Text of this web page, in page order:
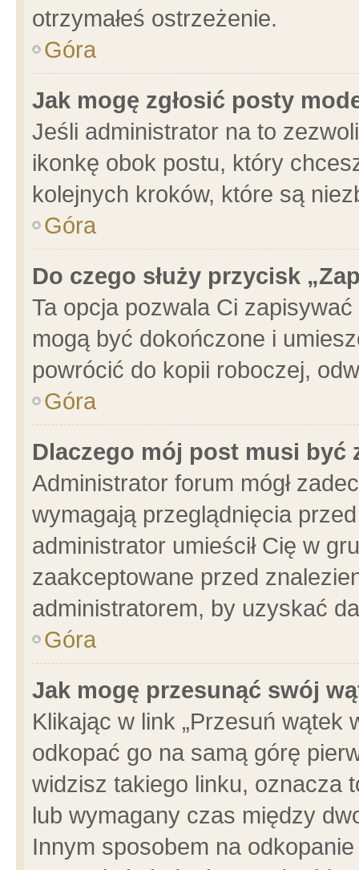
otrzymałeś ostrzeżenie.
Góra
Jak mogę zgłosić posty
Jeśli administrator na to
ikonkę obok postu, który
kolejnych kroków, które są
Góra
Do czego służy przycisk
Ta opcja pozwala Ci
mogą być dokończone i
powrócić do kopii roboczej,
Góra
Dlaczego mój post musi być
Administrator forum mógł
wymagają przeglądnięcia
administrator umieścił Cię w
zaakceptowane przed
administratorem, by uzyskać
Góra
Jak mogę przesunąć swój
Klikając w link „Przesuń wątek
odkopać go na samą górę
widzisz takiego linku, oznacza
lub wymagany czas między
Innym sposobem na